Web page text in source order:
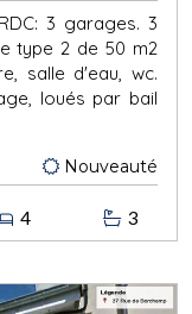
3 garages. 3
type 2 de 50 m2
salle d'eau, wc.
loués par bail
Nouveauté
4 3